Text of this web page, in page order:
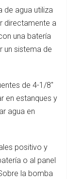
de agua utiliza
directamente a
una batería
un sistema de
de 4-1/8"
en estanques y
agua en
positivo y
o al panel
la bomba